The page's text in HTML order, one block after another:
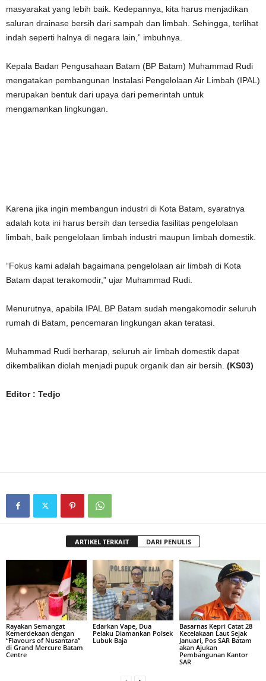
masyarakat yang lebih baik. Kedepannya, kita harus menjadikan
saluran drainase bersih dari sampah dan limbah. Sehingga, terlihat
indah seperti halnya di negara lain,” imbuhnya.
Kepala Badan Pengusahaan Batam (BP Batam) Muhammad Rudi
mengatakan pembangunan Instalasi Pengelolaan Air Limbah (IPAL)
merupakan bentuk dari upaya dari pemerintah untuk
mengamankan lingkungan.
Karena jika ingin membangun industri di Kota Batam, syaratnya
adalah kota ini harus bersih dan tersedia fasilitas pengelolaan
limbah, baik pengelolaan limbah industri maupun limbah domestik.
“Fokus kami adalah bagaimana pengelolaan air limbah di Kota
Batam dapat terakomodir,” ujar Muhammad Rudi.
Menurutnya, apabila IPAL BP Batam sudah mengakomodir seluruh
rumah di Batam, pencemaran lingkungan akan teratasi.
Muhammad Rudi berharap, seluruh air limbah domestik dapat
dikembalikan diolah menjadi pupuk organik dan air bersih. (KS03)
Editor : Tedjo
ARTIKEL TERKAIT DARI PENULIS
Rayakan Semangat
Kemerdekaan dengan
“Flavours of Nusantara”
di Grand Mercure Batam
Centre
Edarkan Vape, Dua
Pelaku Diamankan Polsek
Lubuk Baja
Basarnas Kepri Catat 28
Kecelakaan Laut Sejak
Januari, Pos SAR Batam
akan Ajukan
Pembangunan Kantor
SAR